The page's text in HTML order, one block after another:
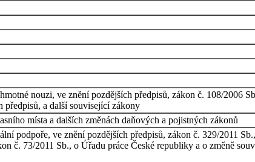
nouzi, ve znění pozdějších předpisů, zákon č. 108/2006
předpisů, a další související zákony
místa a dalších změnách daňových a pojistných zákonů
podpoře, ve znění pozdějších předpisů, zákon č. 329/2011
č. 73/2011 Sb., o Úřadu práce České republiky a o změně